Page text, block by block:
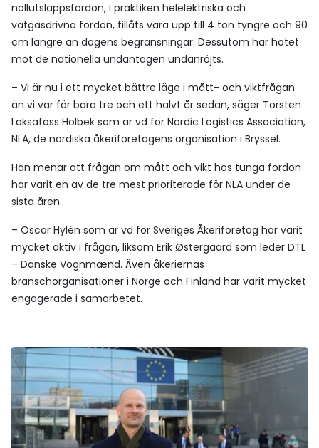
nollutsläppsfordon, i praktiken helelektriska och
vätgasdrivna fordon, tillåts vara upp till 4 ton tyngre och 90
cm längre än dagens begränsningar. Dessutom har hotet
mot de nationella undantagen undanröjts.
– Vi är nu i ett mycket bättre läge i mått- och viktfrågan
än vi var för bara tre och ett halvt år sedan, säger Torsten
Laksafoss Holbek som är vd för Nordic Logistics Association,
NLA, de nordiska åkeriföretagens organisation i Bryssel.
Han menar att frågan om mått och vikt hos tunga fordon
har varit en av de tre mest prioriterade för NLA under de
sista åren.
– Oscar Hylén som är vd för Sveriges Åkeriföretag har varit
mycket aktiv i frågan, liksom Erik Østergaard som leder DTL
– Danske Vognmænd. Även åkeriernas
branschorganisationer i Norge och Finland har varit mycket
engagerade i samarbetet.